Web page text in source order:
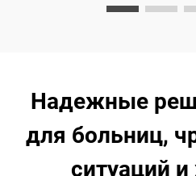
Надежные
для больниц,
ситуаций и